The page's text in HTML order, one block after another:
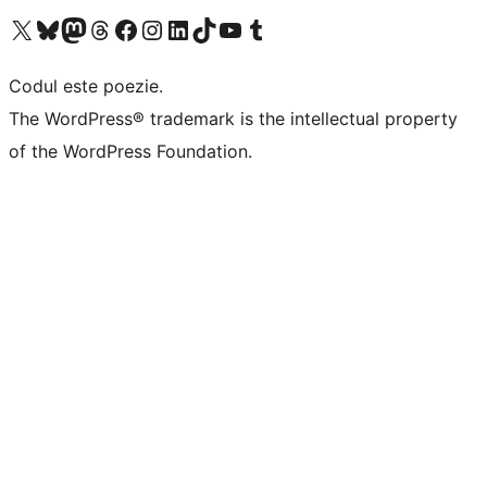
Mergi la contul nostru X (fost Twitter)
Vizitează contul nostru Bluesky
Vizitează contul nostru Mastodon
Vizitează contul nostru Threads
Vizitează pagina noastră Facebook
Vizitează-ne pe Instagram
Vizitează-ne pe LinkedIn
Vizitează contul nostru TikTok
Vizitează canalul nostru YouTube
Vizitează contul nostru Tumblr
Codul este poezie.
The WordPress® trademark is the intellectual property
of the WordPress Foundation.